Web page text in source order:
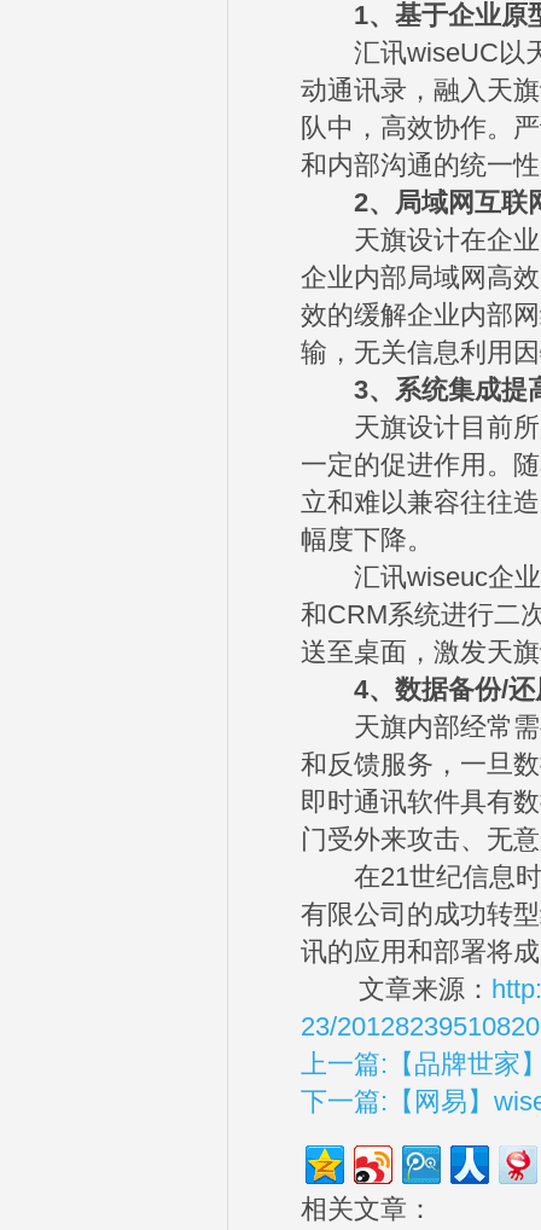
1、基于企业原
汇讯wiseUC以天
动通讯录，融入天
队中，高效协作。
和内部沟通的统一
2、局域网互联
天旗设计在企业
企业内部局域网高
效的缓解企业内部
输，无关信息利用
3、系统集成提
天旗设计目前所
一定的促进作用。
立和难以兼容往往
幅度下降。
汇讯wiseuc企业
和CRM系统进行二
送至桌面，激发天
4、数据备份/
天旗内部经常需
和反馈服务，一旦
即时通讯软件具有
门受外来攻击、无
在21世纪信息时
有限公司的成功转
讯的应用和部署将
文章来源：
23/
上一篇:【品牌世家
下一篇:【网易】
相关文章：